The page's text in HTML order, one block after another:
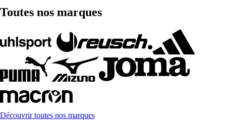
Toutes nos marques
Découvrir toutes nos marques